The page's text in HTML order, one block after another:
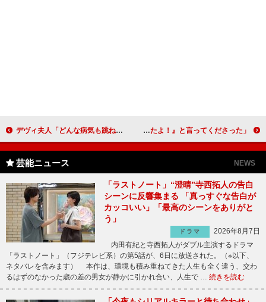
デヴィ夫人「どんな病気も跳ね返します」 激動の８０年を振り返る展覧会を開催 ミルクボーイ、志村けんさんとの思い出を語る 「『Ｍ－１のネタ面白かったよ！』と言ってくださった」
芸能ニュース NEWS
「ラストノート」“澄晴”寺西拓人の告白
シーンに反響集まる 「真っすぐな告白が
カッコいい」「最高のシーンをありがと
う」
ドラマ
2026年8月7日
内田有紀と寺西拓人がダブル主演するドラマ
「ラストノート」（フジテレビ系）の第5話が、6日に放送された。（※以下、
ネタバレを含みます） 本作は、環境も積み重ねてきた人生も全く違う、交わ
るはずのなかった歳の差の男女が静かに引かれ合い、人生で … 続きを読む